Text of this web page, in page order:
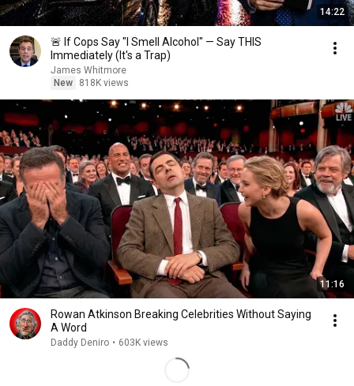
14:22
🚨 If Cops Say "I Smell Alcohol" — Say THIS
Immediately (It's a Trap)
James Whitmore
New
818K views
11:16
Rowan Atkinson Breaking Celebrities Without Saying
A Word
Daddy Deniro • 603K views